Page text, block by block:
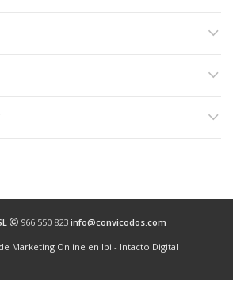
966 550 823 info@convicodos.com
Marketing Online en Ibi - Intacto Digital